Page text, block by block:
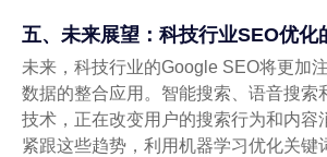
五、未来展望：科技行业SEO优化
未来，科技行业的Google SEO将更加
数据的整合应用。智能搜索、语音搜索
技术，正在改变用户的搜索行为和内容
紧跟这些趋势，利用机器学习优化关键